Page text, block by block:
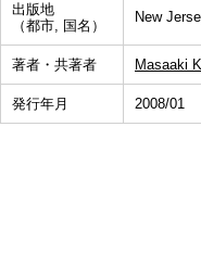
出版地
（都市, 国名）
New
著者・共著者 Masaaki
発行年月 2008/01